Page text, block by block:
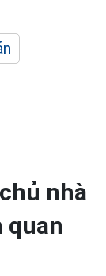
nhà
quan